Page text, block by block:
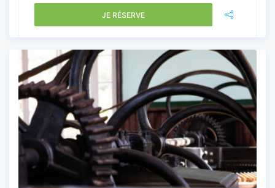
JE RÉSERVE